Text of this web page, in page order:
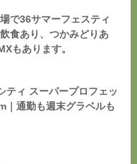
で36サマーフェスティ
食あり、つかみどりあ
もあります。
ティ スーパープロフェッ
｜通勤も週末グラベルも